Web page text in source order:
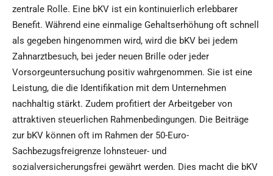
zentrale Rolle. Eine bKV ist ein kontinuierlich erlebbarer
Benefit. Während eine einmalige Gehaltserhöhung oft schnell
als gegeben hingenommen wird, wird die bKV bei jedem
Zahnarztbesuch, bei jeder neuen Brille oder jeder
Vorsorgeuntersuchung positiv wahrgenommen. Sie ist eine
Leistung, die die Identifikation mit dem Unternehmen
nachhaltig stärkt. Zudem profitiert der Arbeitgeber von
attraktiven steuerlichen Rahmenbedingungen. Die Beiträge
zur bKV können oft im Rahmen der 50-Euro-
Sachbezugsfreigrenze lohnsteuer- und
sozialversicherungsfrei gewährt werden. Dies macht die bKV